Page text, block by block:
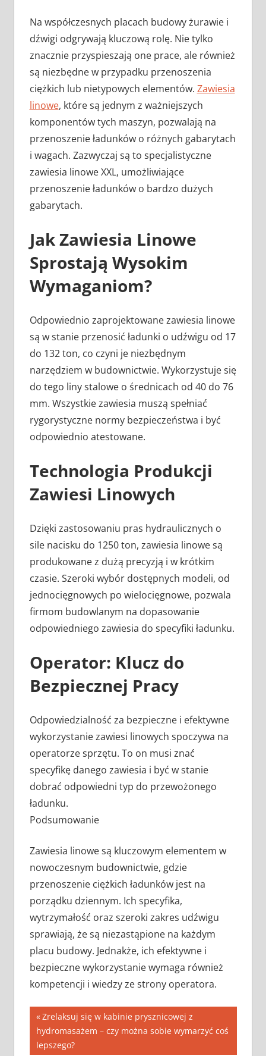
Na współczesnych placach budowy żurawie i
dźwigi odgrywają kluczową rolę. Nie tylko
znacznie przyspieszają one prace, ale również
są niezbędne w przypadku przenoszenia
ciężkich lub nietypowych elementów. Zawiesia
linowe, które są jednym z ważniejszych
komponentów tych maszyn, pozwalają na
przenoszenie ładunków o różnych gabarytach
i wagach. Zazwyczaj są to specjalistyczne
zawiesia linowe XXL, umożliwiające
przenoszenie ładunków o bardzo dużych
gabarytach.
Jak Zawiesia Linowe
Sprostają Wysokim
Wymaganiom?
Odpowiednio zaprojektowane zawiesia linowe
są w stanie przenosić ładunki o udźwigu od 17
do 132 ton, co czyni je niezbędnym
narzędziem w budownictwie. Wykorzystuje się
do tego liny stalowe o średnicach od 40 do 76
mm. Wszystkie zawiesia muszą spełniać
rygorystyczne normy bezpieczeństwa i być
odpowiednio atestowane.
Technologia Produkcji
Zawiesi Linowych
Dzięki zastosowaniu pras hydraulicznych o
sile nacisku do 1250 ton, zawiesia linowe są
produkowane z dużą precyzją i w krótkim
czasie. Szeroki wybór dostępnych modeli, od
jednocięgnowych po wielocięgnowe, pozwala
firmom budowlanym na dopasowanie
odpowiedniego zawiesia do specyfiki ładunku.
Operator: Klucz do
Bezpiecznej Pracy
Odpowiedzialność za bezpieczne i efektywne
wykorzystanie zawiesi linowych spoczywa na
operatorze sprzętu. To on musi znać
specyfikę danego zawiesia i być w stanie
dobrać odpowiedni typ do przewożonego
ładunku.
Podsumowanie
Zawiesia linowe są kluczowym elementem w
nowoczesnym budownictwie, gdzie
przenoszenie ciężkich ładunków jest na
porządku dziennym. Ich specyfika,
wytrzymałość oraz szeroki zakres udźwigu
sprawiają, że są niezastąpione na każdym
placu budowy. Jednakże, ich efektywne i
bezpieczne wykorzystanie wymaga również
kompetencji i wiedzy ze strony operatora.
Nawigacja
wpisu
Previous
Post:
Zrelaksuj się w kabinie prysznicowej z
hydromasażem – czy można sobie wymarzyć coś
lepszego?